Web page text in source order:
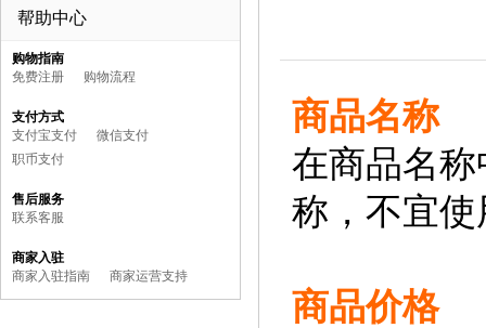
帮助中心
购物指南
免费注册
购物流程
支付方式
支付宝支付
微信支付
职币支付
售后服务
联系客服
商家入驻
商家入驻指南
商家运营支持
商品名称
在商品名
称，不宜
商品价格